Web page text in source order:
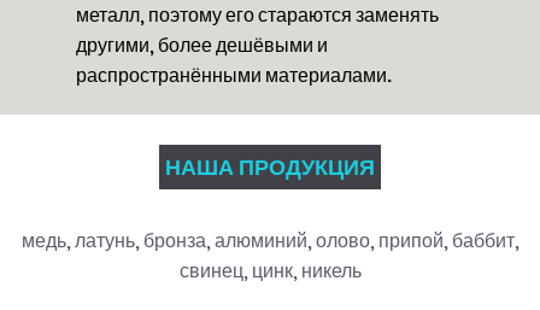
металл, поэтому его стараются заменять
другими, более дешёвыми и
распространёнными материалами.
НАША ПРОДУКЦИЯ
медь, латунь, бронза, алюминий, олово, припой, баббит,
свинец, цинк, никель